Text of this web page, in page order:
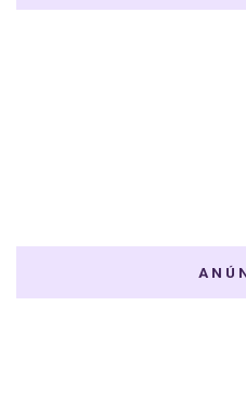
to Lovers